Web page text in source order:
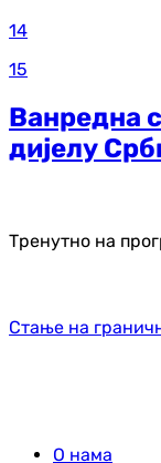
14
15
Ванредна
дијелу
Тренутно на
Стање на
О нама